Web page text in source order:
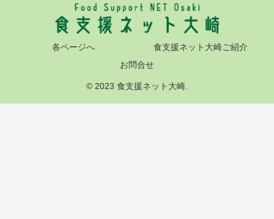
各ページへ
食支援ネット大崎ご紹介
お問合せ
© 2023 食支援ネット大崎.